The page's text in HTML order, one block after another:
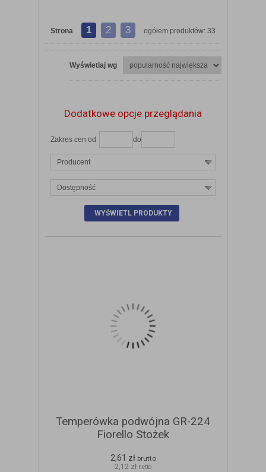
Strona 1 2 3 ogółem produktów: 33
Wyświetlaj wg
Dodatkowe opcje przeglądania
Zakres cen od do
Producent
Dostępność
ZOBACZ SZCZEGÓŁY
Temperówka podwójna GR-224
Fiorello Stożek
2,61 zł brutto
2,12 zł netto